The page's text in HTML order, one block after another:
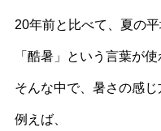
20年前と比べて、夏の
「酷暑」という言葉が
そんな中で、暑さの感
例えば、